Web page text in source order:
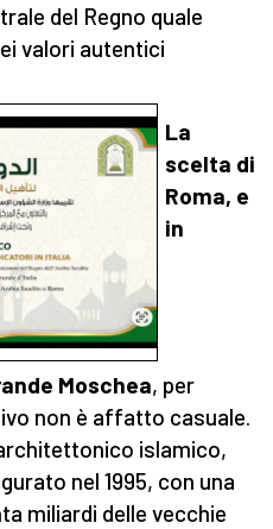
del Regno quale
valori autentici
La
scelta di
Roma, e
in
Moschea, per
non è affatto casuale.
islamico,
nel 1995, con una
miliardi delle vecchie